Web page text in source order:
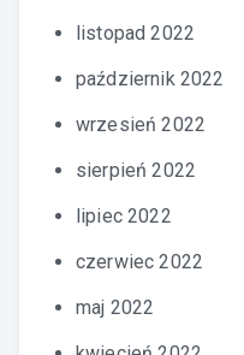
listopad 2022
październik 2022
wrzesień 2022
sierpień 2022
lipiec 2022
czerwiec 2022
maj 2022